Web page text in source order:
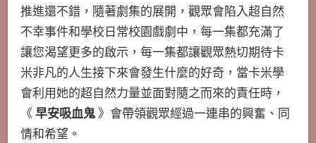
推進還不錯，隨著劇集的展開，觀眾會陷入超自然
不幸事件和學校日常校園戲劇中，每一集都充滿了
讓您渴望更多的啟示，每一集都讓觀眾熱切期待卡
米非凡的人生接下來會發生什麼的好奇，當卡米學
會利用她的超自然力量並面對隨之而來的責任時，
《 早安吸血鬼》會帶領觀眾經過一連串的興奮、同
情和希望。